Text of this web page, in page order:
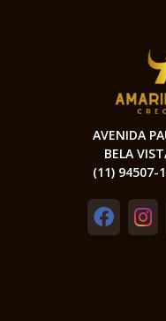
AVENIDA
BELA
(11) 94507-